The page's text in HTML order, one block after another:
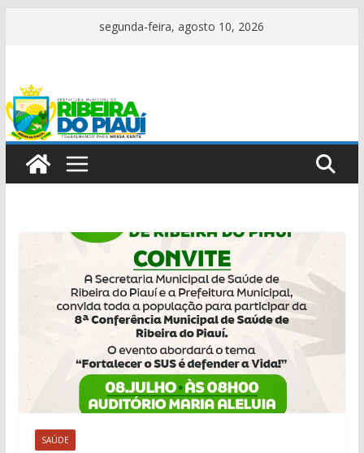
conteúdo
segunda-feira, agosto 10, 2026
SAÚDE